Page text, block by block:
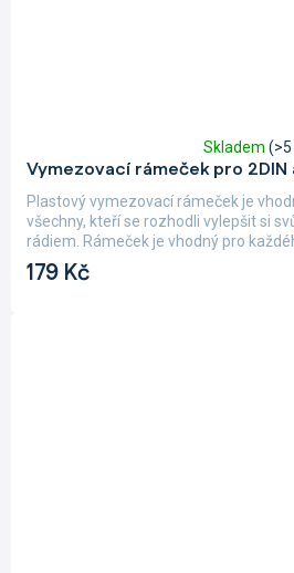
Vymezovací rámeček pro
hodnocení
produktu
je
5,0
5
Skladem (>5
179 Kč
Plastový vymezovací rámeček je
všechny, kteří se rozhodli vylepšit si
rádiem. Rámeček je vhodný pro